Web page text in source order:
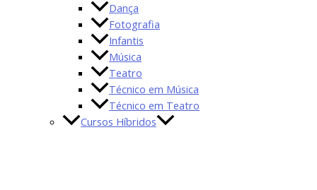
Dança
Fotografia
Infantis
Música
Teatro
Técnico em Música
Técnico em Teatro
Cursos Híbridos